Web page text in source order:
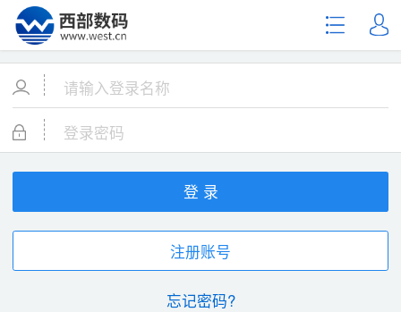
登 录
注册账号
忘记密码?